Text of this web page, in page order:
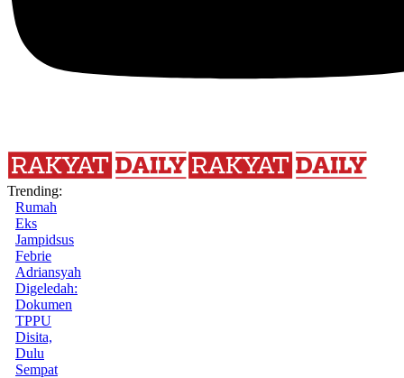
Trending:
Rumah
Eks
Jampidsus
Febrie
Adriansyah
Digeledah:
Dokumen
TPPU
Disita,
Dulu
Sempat